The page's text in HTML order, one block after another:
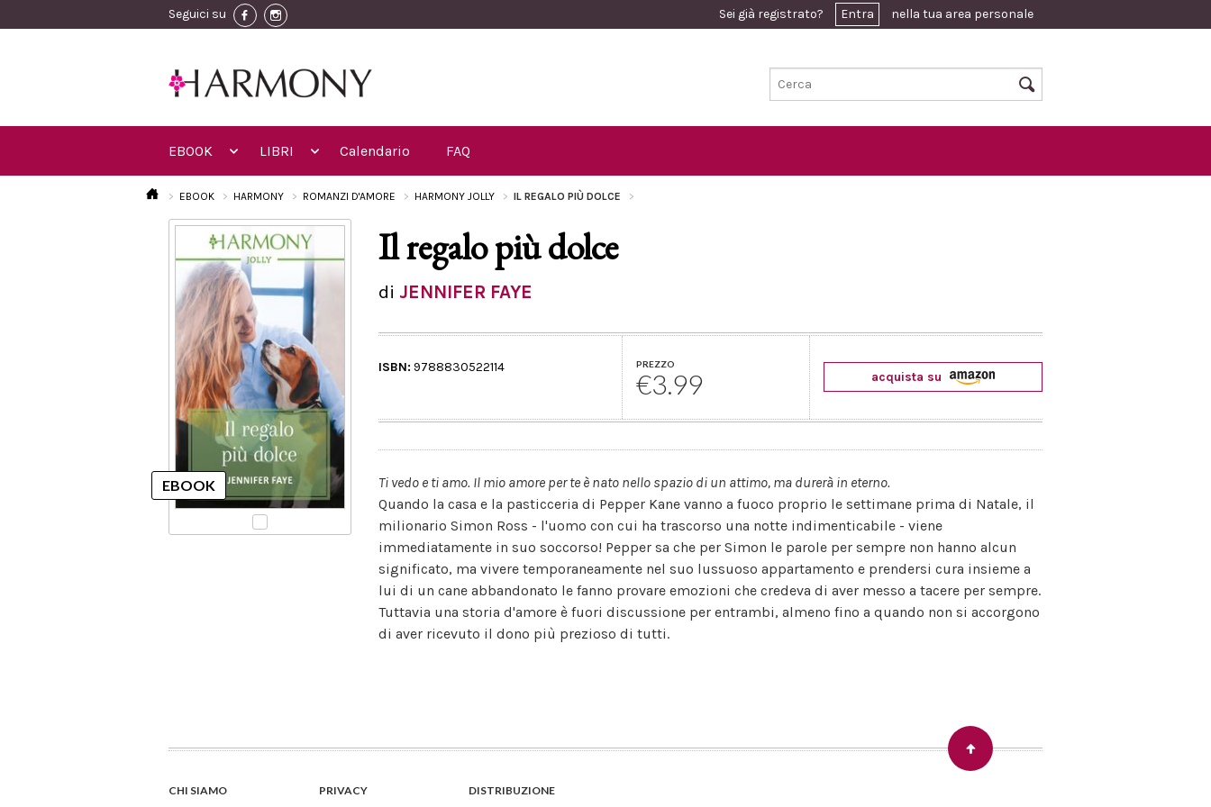
Seguici su Sei già registrato? Entra nella tua area personale
EBOOK LIBRI Calendario FAQ
EBOOK HARMONY ROMANZI D'AMORE HARMONY JOLLY IL REGALO PIÙ DOLCE
Il regalo più dolce
di JENNIFER FAYE
ISBN: 9788830522114 PREZZO
€3.99 acquista su
Ti vedo e ti amo. Il mio amore per te è nato nello spazio di un attimo, ma durerà in eterno.
Quando la casa e la pasticceria di Pepper Kane vanno a fuoco proprio le settimane prima di Natale, il
milionario Simon Ross - l'uomo con cui ha trascorso una notte indimenticabile - viene
immediatamente in suo soccorso! Pepper sa che per Simon le parole per sempre non hanno alcun
significato, ma vivere temporaneamente nel suo lussuoso appartamento e prendersi cura insieme a
lui di un cane abbandonato le fanno provare emozioni che credeva di aver messo a tacere per sempre.
Tuttavia una storia d'amore è fuori discussione per entrambi, almeno fino a quando non si accorgono
di aver ricevuto il dono più prezioso di tutti.
CHI SIAMO
PRIVACY
DISTRIBUZIONE